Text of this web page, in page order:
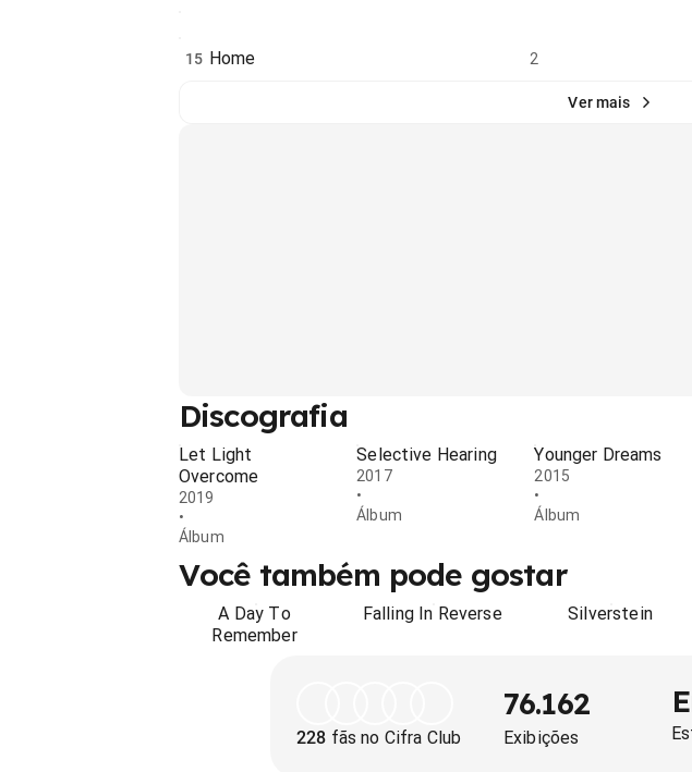
15 Home 2
Ver mais
Discografia
Let Light
Overcome
2019
•
Álbum
Selective Hearing
2017
•
Álbum
Younger Dreams
2015
•
Álbum
Você também pode gostar
A Day To
Remember
Falling In Reverse Silverstein
228 fãs no Cifra Club
76.162
Exibições